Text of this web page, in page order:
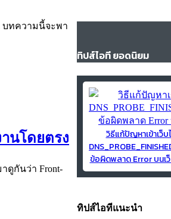
บทความนี้จะพา
นโดยตรง
ดูกันว่า Front-
ทิปส์ไอที ยอดนิยม
วิธีแก้ปัญหาเข้าเว็บ
ข้อผิดพลาด Error บนเว็
ทิปส์ไอทีแนะนำ